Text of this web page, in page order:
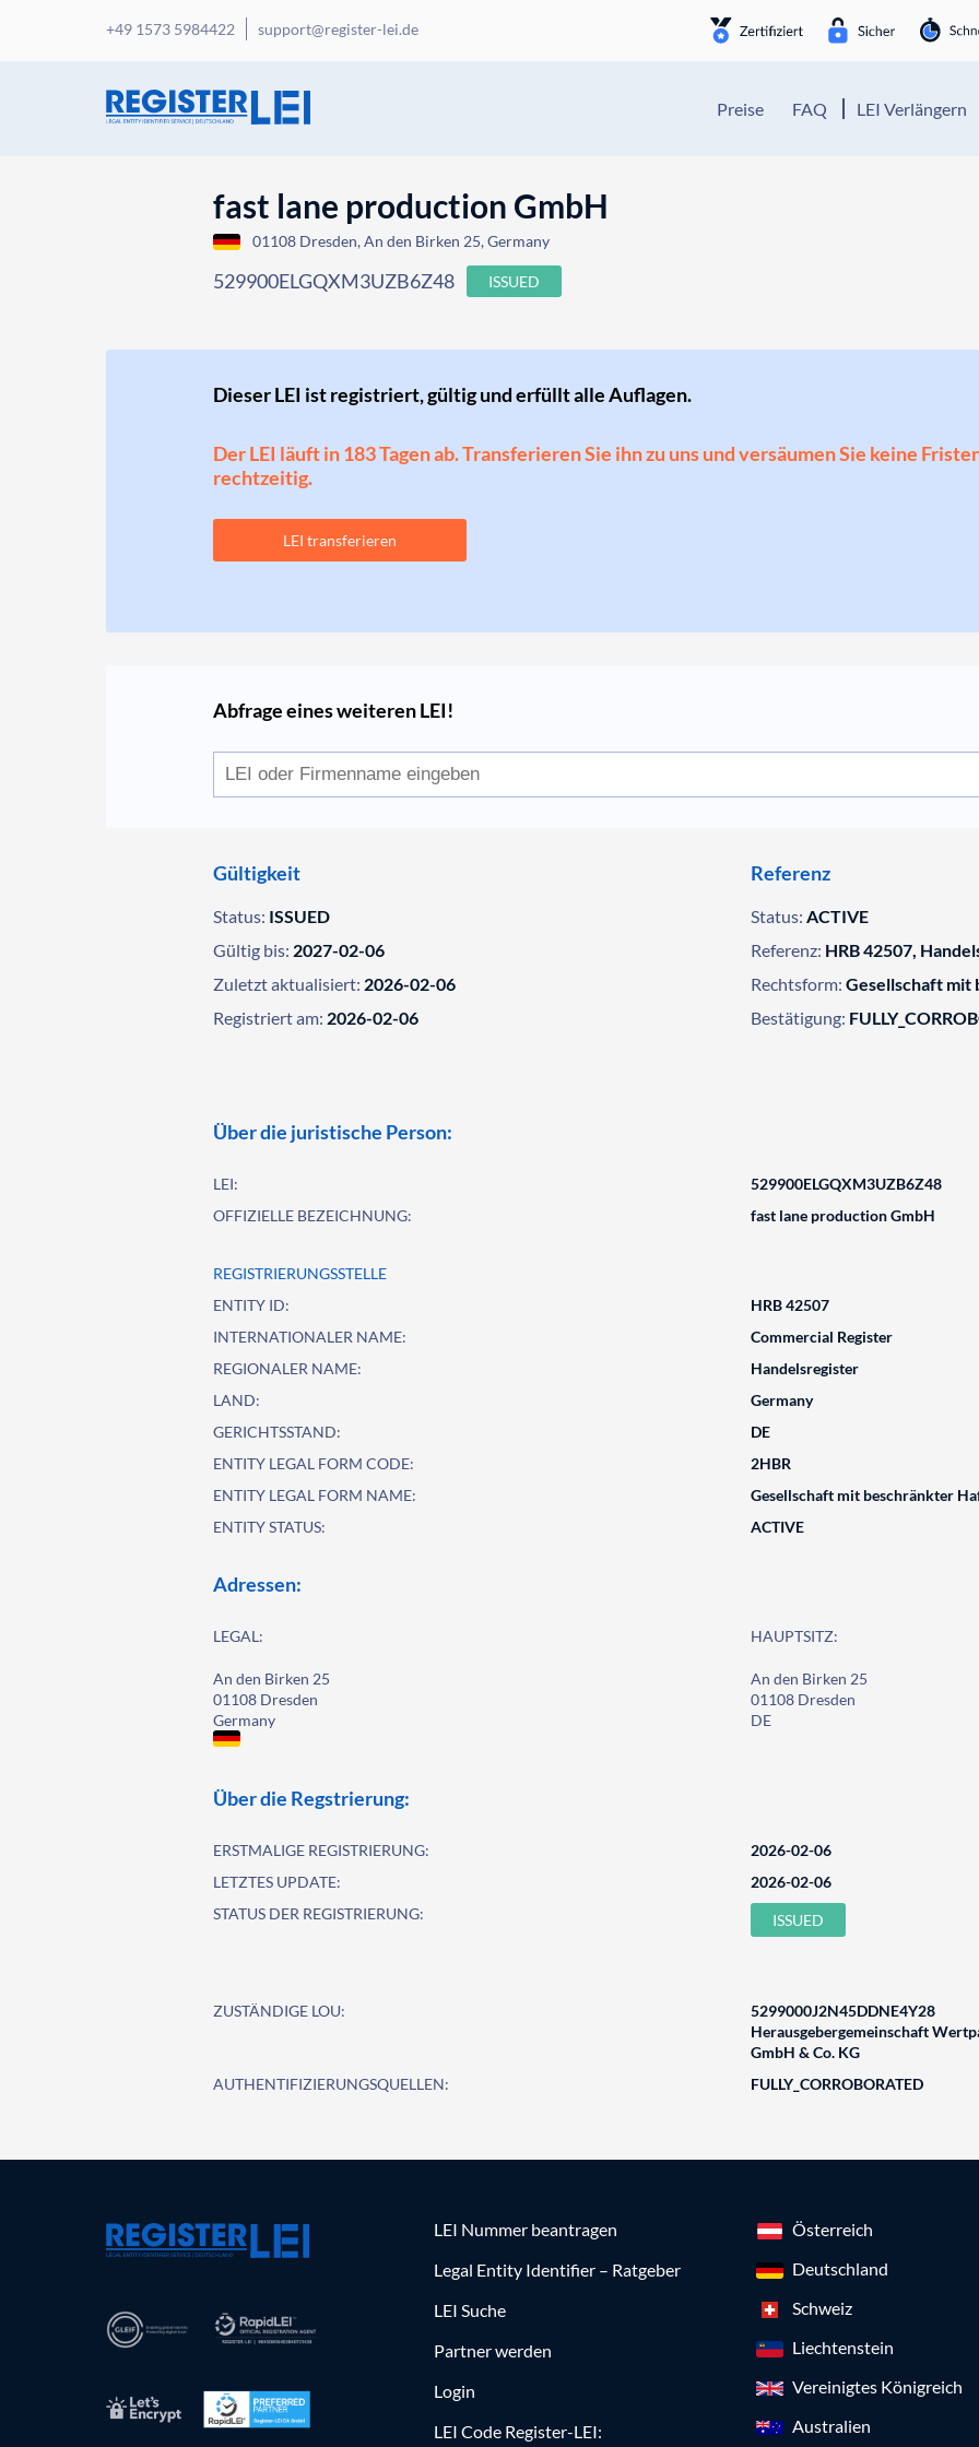
+49 1573 5984422 support@register-lei.de
Preise FAQ LEI Verlängern
fast lane production GmbH
01108 Dresden, An den Birken 25, Germany
529900ELGQXM3UZB6Z48 ISSUED
Dieser LEI ist registriert, gültig und erfüllt alle Auflagen.
Der LEI läuft in 183 Tagen ab. Transferieren Sie ihn zu uns und versäumen Sie keine
rechtzeitig.
LEI transferieren
Abfrage eines weiteren LEI!
Gültigkeit
Status: ISSUED
Gültig bis: 2027-02-06
Zuletzt aktualisiert: 2026-02-06
Registriert am: 2026-02-06
Referenz
Status: ACTIVE
Referenz: HRB 42507,
Rechtsform: Gesellschaft mit
Bestätigung:
Über die juristische Person:
LEI:
529900ELGQXM3UZB6Z48
OFFIZIELLE BEZEICHNUNG:
fast lane production GmbH
REGISTRIERUNGSSTELLE
ENTITY ID:
HRB 42507
INTERNATIONALER NAME:
Commercial Register
REGIONALER NAME:
Handelsregister
LAND:
Germany
GERICHTSSTAND:
DE
ENTITY LEGAL FORM CODE:
2HBR
ENTITY LEGAL FORM NAME:
Gesellschaft mit beschränkter
ENTITY STATUS:
ACTIVE
Adressen:
LEGAL:
An den Birken 25
01108 Dresden
Germany
HAUPTSITZ:
An den Birken 25
01108 Dresden
DE
Über die Regstrierung:
ERSTMALIGE REGISTRIERUNG:
2026-02-06
LETZTES UPDATE:
2026-02-06
STATUS DER REGISTRIERUNG:
ISSUED
ZUSTÄNDIGE LOU:
5299000J2N45DDNE4Y28
Herausgebergemeinschaft
GmbH & Co. KG
AUTHENTIFIZIERUNGSQUELLEN:
FULLY_CORROBORATED
LEI Nummer beantragen
Legal Entity Identifier – Ratgeber
LEI Suche
Partner werden
Login
LEI Code Register-LEI:
Österreich
Deutschland
Schweiz
Liechtenstein
Vereinigtes Königreich
Australien